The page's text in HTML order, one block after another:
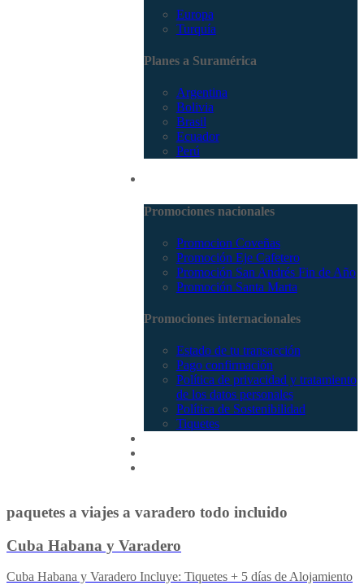
Europa
Turquía
Planes a Suramérica
Argentina
Bolivia
Brasil
Ecuador
Perú
Promociones nacionales
Promocion Coveñas
Promoción Eje Cafetero
Promoción San Andrés Fin de Año
Promoción Santa Marta
Promociones internacionales
Estado de tu transacción
Pago confirmación
Política de privacidad y tratamiento
de los datos personales
Política de Sostenibilidad
Tiquetes
paquetes a viajes a varadero todo incluido
Cuba Habana y Varadero
Cuba Habana y Varadero Incluye: Tiquetes + 5 días de Alojamiento